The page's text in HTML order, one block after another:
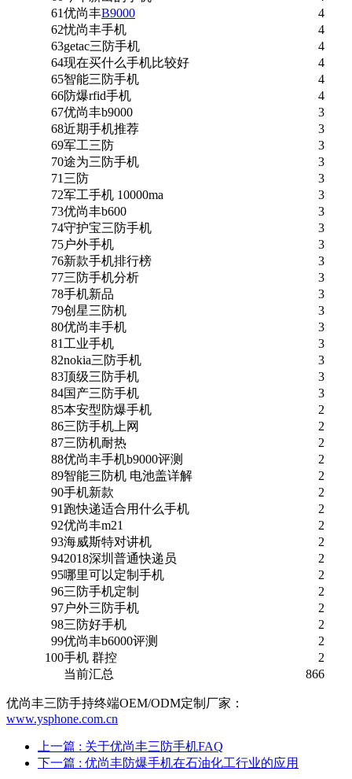
61优尚丰B9000
4
62忧尚丰手机
4
63getac三防手机
4
64现在买什么手机比较好
4
65智能三防手机
4
66防爆rfid手机
4
67优尚丰b9000
3
68近期手机推荐
3
69军工三防
3
70途为三防手机
3
71 三防
3
72军工手机 10000ma
3
73优尚丰b600
3
74守护宝三防手机
3
75户外手机
3
76新款手机排行榜
3
77三防手机分析
3
78手机新品
3
79创星三防机
3
80优尚丰手机
3
81 工业手机
3
82nokia三防手机
3
83顶级三防手机
3
84国产三防手机
3
85本安型防爆手机
2
86三防手机上网
2
87三防机耐热
2
88优尚丰手机b9000评测
2
89智能三防机 电池盖详解
2
90手机新款
2
91 跑快递适合用什么手机
2
92优尚丰m21
2
93海威斯特对讲机
2
942018深圳普通快递员
2
95哪里可以定制手机
2
96三防手机定制
2
97户外三防手机
2
98三防好手机
2
99优尚丰b6000评测
2
100手机 群控
2
当前汇总
866
优尚丰三防手持终端OEM/ODM定制厂家：
www.ysphone.com.cn
上一篇 : 关于优尚丰三防手机FAQ
下一篇 : 优尚丰防爆手机在石油化工行业的应用